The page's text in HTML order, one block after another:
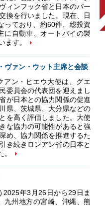
ィンフック省と日本のパー
換を行いました。現在、日
っており、約60件、総投資
に自動車、オートバイの製
ます。
ヴァン・ウット主席と会談
アン・ヒエウ大使は、グエ
委員会の代表団を迎えまし
が日本との協力関係の促進
県、茨城県、大分県などの
を高く評価しました。大使
な協力の可能性があると強
め、協力関係を推進するた
き続きロンアン省の日本と
年3月26日から29日ま
九州地方の宮崎、沖縄、熊